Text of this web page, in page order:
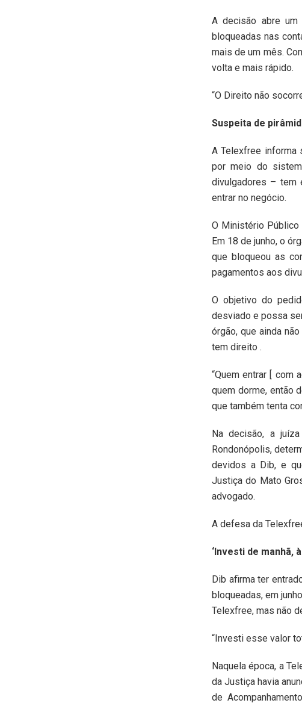
A decisão abre um
bloqueadas nas
mais de um mês.
volta e mais rápido.
“O Direito não
Suspeita de
A Telexfree informa
por meio do
divulgadores – tem
entrar no negócio.
O Ministério Público
Em 18 de junho, o
que bloqueou as
pagamentos aos
O objetivo do
desviado e possa
órgão, que ainda
tem direito .
“Quem entrar [ com
quem dorme, então
que também tenta
Na decisão, a
Rondonópolis,
devidos a Dib, e
Justiça do Mato
advogado.
A defesa da
‘Investi de manhã,
Dib afirma ter
bloqueadas, em
Telexfree, mas não
“Investi esse valor
Naquela época, a
da Justiça havia
de